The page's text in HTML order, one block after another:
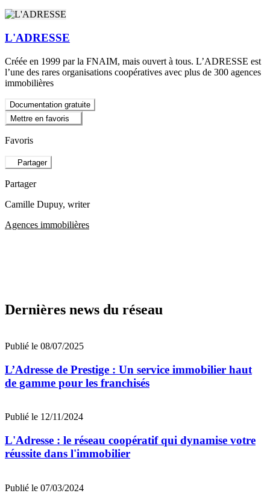
L'ADRESSE
Créée en 1999 par la FNAIM, mais ouvert à tous. L’ADRESSE est
l’une des rares organisations coopératives avec plus de 300 agences
immobilières
Documentation gratuite
Mettre en favoris
Favoris
Partager
Partager
Camille Dupuy, writer
Agences immobilières
Dernières news du réseau
Publié le 08/07/2025
L’Adresse de Prestige : Un service immobilier haut
de gamme pour les franchisés
Publié le 12/11/2024
L'Adresse : le réseau coopératif qui dynamise votre
réussite dans l'immobilier
Publié le 07/03/2024